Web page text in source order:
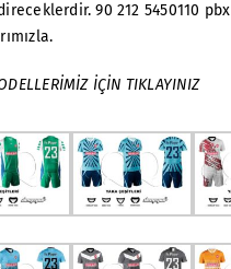
90 212 5450110 pbx
İÇİN TIKLAYINIZ